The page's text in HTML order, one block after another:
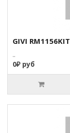
GIVI RM1156KIT
..
0₽ руб